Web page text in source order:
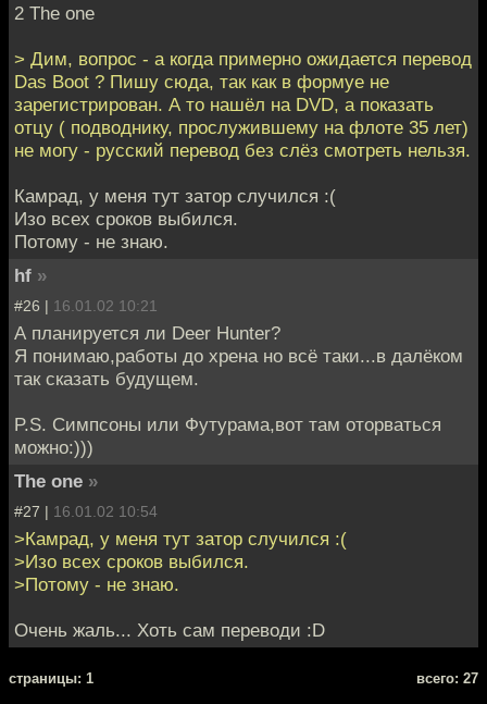
2 The one
> Дим, вопрос - а когда примерно ожидается перевод
Das Boot ? Пишу сюда, так как в формуе не
зарегистрирован. А то нашёл на DVD, а показать
отцу ( подводнику, прослужившему на флоте 35 лет)
не могу - русский перевод без слёз смотреть нельзя.
Камрад, у меня тут затор случился :(
Изо всех сроков выбился.
Потому - не знаю.
hf »
#26 | 16.01.02 10:21
А планируется ли Deer Hunter?
Я понимаю,работы до хрена но всё таки...в далёком
так сказать будущем.
P.S. Симпсоны или Футурама,вот там оторваться
можно:)))
The one »
#27 | 16.01.02 10:54
>Камрад, у меня тут затор случился :(
>Изо всех сроков выбился.
>Потому - не знаю.
Очень жаль... Хоть сам переводи :D
cтраницы: 1 всего: 27